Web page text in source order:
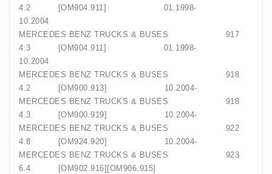
4.2 [OM904.911] 01.1998-
10.2004
MERCEDES BENZ TRUCKS & BUSES 917
4.3 [OM904.911] 01.1998-
10.2004
MERCEDES BENZ TRUCKS & BUSES 918
4.2 [OM900.913] 10.2004-
MERCEDES BENZ TRUCKS & BUSES 918
4.3 [OM900.919] 10.2004-
MERCEDES BENZ TRUCKS & BUSES 922
4.8 [OM924.920] 10.2004-
MERCEDES BENZ TRUCKS & BUSES 923
6.4 [OM902.916][OM906.915]